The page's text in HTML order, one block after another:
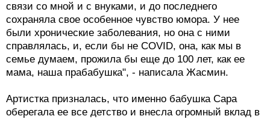
связи со мной и с внуками, и до последнего
сохраняла свое особенное чувство юмора. У нее
были хронические заболевания, но она с ними
справлялась, и, если бы не COVID, она, как мы в
семье думаем, прожила бы еще до 100 лет, как ее
мама, наша прабабушка", - написала Жасмин.
Артистка призналась, что именно бабушка Сара
оберегала ее все детство и внесла огромный вклад в